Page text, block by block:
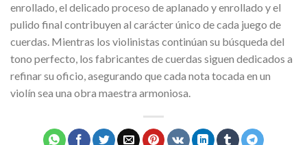
enrollado, el delicado proceso de aplanado y enrollado y el
pulido final contribuyen al carácter único de cada juego de
cuerdas. Mientras los violinistas continúan su búsqueda del
tono perfecto, los fabricantes de cuerdas siguen dedicados a
refinar su oficio, asegurando que cada nota tocada en un
violín sea una obra maestra armoniosa.